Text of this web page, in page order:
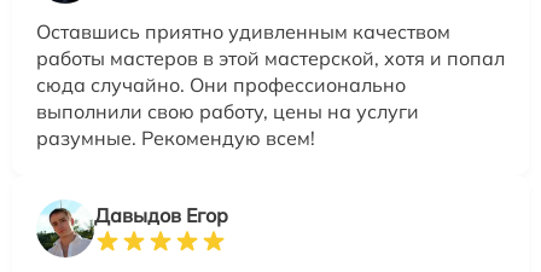
Оставшись приятно удивленным качеством
работы мастеров в этой мастерской, хотя и попал
сюда случайно. Они профессионально
выполнили свою работу, цены на услуги
разумные. Рекомендую всем!
Давыдов Егор